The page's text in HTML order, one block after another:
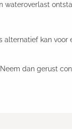
wateroverlast
kan voor
dan gerust